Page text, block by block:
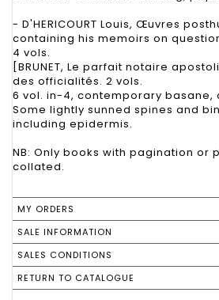
- D'HERICOURT Louis, Œuvres
containing his memoirs on
4 vols.
[BRUNET, Le parfait notaire
des officialités. 2 vols.
6 vol. in-4, contemporary basane,
Some lightly sunned spines and
including epidermis.
NB: Only books with pagination or
collated.
MY ORDERS
SALE INFORMATION
SALES CONDITIONS
RETURN TO CATALOGUE